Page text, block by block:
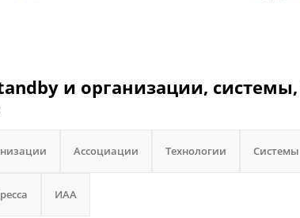
и организации,
Ассоциации Технологии Системы
ИАА